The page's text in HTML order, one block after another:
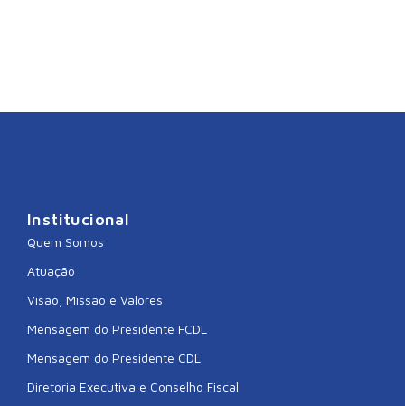
Institucional
Quem Somos
Atuação
Visão, Missão e Valores
Mensagem do Presidente FCDL
Mensagem do Presidente CDL
Diretoria Executiva e Conselho Fiscal